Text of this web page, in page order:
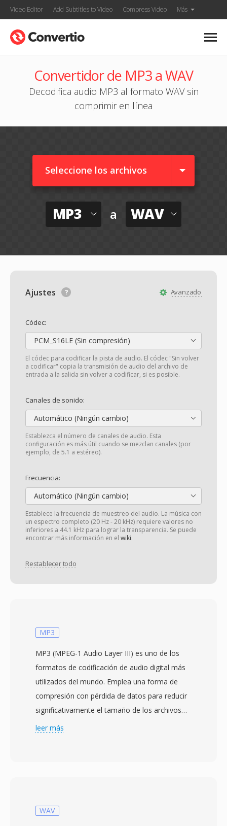
Video Editor Add Subtitles to Video Compress Video Más
Convertidor de MP3 a WAV
Decodifica audio MP3 al formato WAV sin
comprimir en línea
Seleccione los archivos
MP3 a WAV
Avanzado
Ajustes
Códec:
PCM_S16LE (Sin compresión)
El códec para codificar la pista de audio. El códec "Sin volver
a codificar" copia la transmisión de audio del archivo de
entrada a la salida sin volver a codificar, si es posible.
Canales de sonido:
Automático (Ningún cambio)
Establezca el número de canales de audio. Esta
configuración es más útil cuando se mezclan canales (por
ejemplo, de 5.1 a estéreo).
Frecuencia:
Automático (Ningún cambio)
Establece la frecuencia de muestreo del audio. La música con
un espectro completo (20 Hz - 20 kHz) requiere valores no
inferiores a 44.1 kHz para lograr la transparencia. Se puede
encontrar más información en el wiki.
Restablecer todo
MP3
MP3 (MPEG-1 Audio Layer III) es uno de los
formatos de codificación de audio digital más
utilizados del mundo. Emplea una forma de
compresión con pérdida de datos para reducir
significativamente el tamaño de los archivos
manteniendo una calidad de sonido cercana a
como parte de la especificación MPEG-1. Los
leer más
WAV